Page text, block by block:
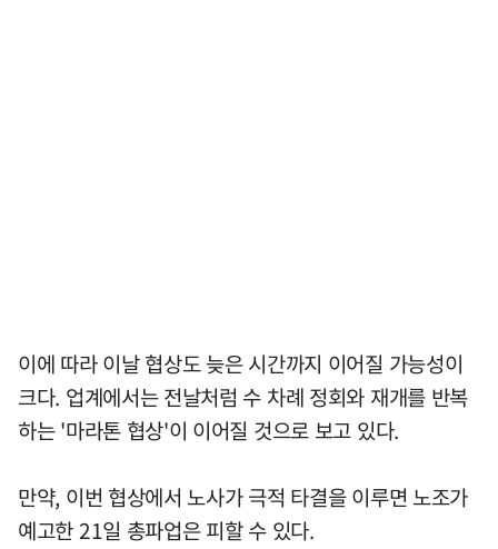
이에 따라 이날 협상도 늦은 시간까지 이어질 가능성이
크다. 업계에서는 전날처럼 수 차례 정회와 재개를 반복
하는 '마라톤 협상'이 이어질 것으로 보고 있다.
만약, 이번 협상에서 노사가 극적 타결을 이루면 노조가
예고한 21일 총파업은 피할 수 있다.